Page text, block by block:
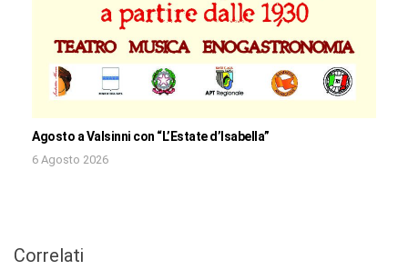
Agosto a Valsinni con “L’Estate d’Isabella”
6 Agosto 2026
Correlati